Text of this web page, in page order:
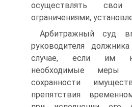
осуществлять
ограничениями,
Арбитражный суд
руководителя
случае, если им
необходимые меры
сохранности
препятствия